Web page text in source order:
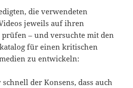
die verwendeten
jeweils auf ihren
– und versuchte mit den
für einen kritischen
zu entwickeln:
der Konsens, dass auch